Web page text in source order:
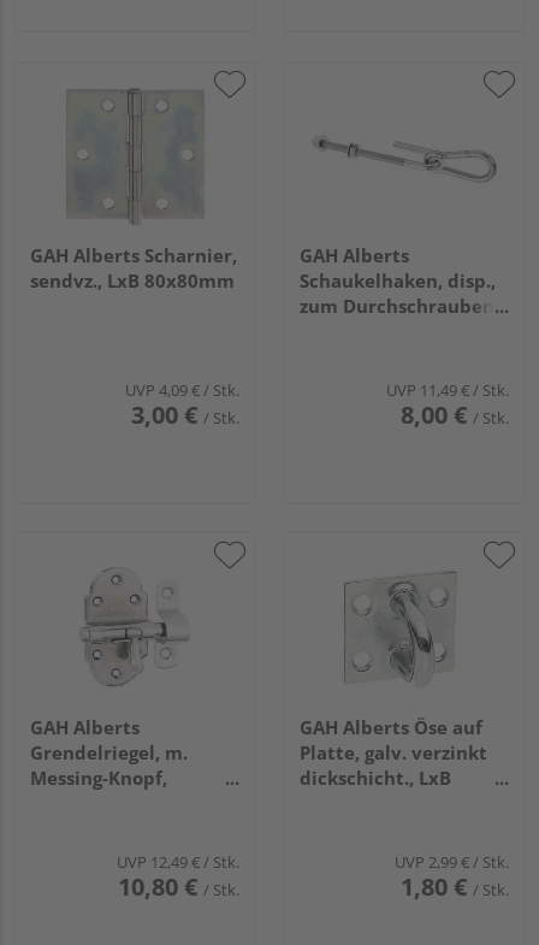
GAH Alberts Scharnier,
sendvz., LxB 80x80mm
UVP 4,09 €/ Stk.
3,00 € / Stk.
GAH Alberts
Schaukelhaken, disp.,
zum Durchschrauben,
UVP 11,49 €/ Stk.
8,00 € / Stk.
GAH Alberts
Grendelriegel, m.
Messing-Knopf,
UVP 12,49 €/ Stk.
10,80 € / Stk.
GAH Alberts Öse auf
Platte, galv. verzinkt
dickschicht., LxB
UVP 2,99 €/ Stk.
1,80 € / Stk.